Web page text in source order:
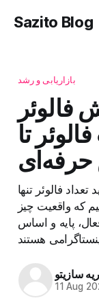
Sazito Blog
بازاریابی و رشد
فالوئر
تا
فالوئر تنها
که واقعیت چیز
پایه و اساس
سازیتو
11 Aug